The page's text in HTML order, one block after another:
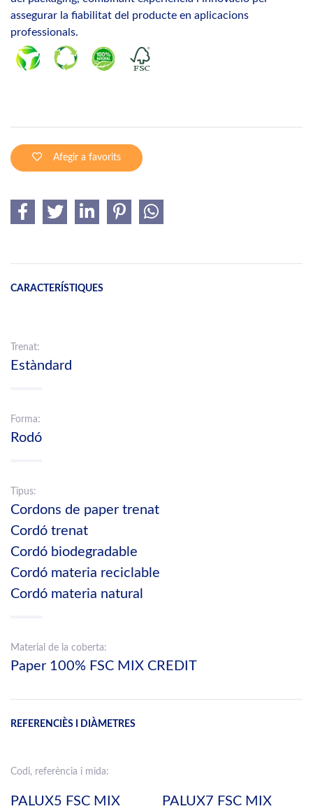
assegurar la fiabilitat del producte en aplicacions
professionals.
Afegir a favorits
CARACTERÍSTIQUES
Trenat:
Estàndard
Forma:
Rodó
Tipus:
Cordons de paper trenat
Cordó trenat
Cordó biodegradable
Cordó materia reciclable
Cordó materia natural
Material de la coberta:
Paper 100% FSC MIX CREDIT
REFERENCIÈS I DIÀMETRES
Codi, referència i mida:
PALUX5 FSC MIX
PALUX7 FSC MIX